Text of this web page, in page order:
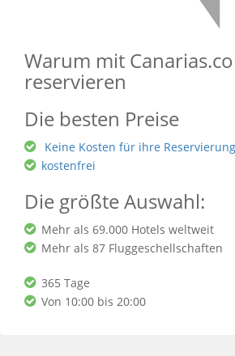
Warum mit
reservieren
Die besten Preise
Keine Kosten für ihre
kostenfrei
Die größte Auswahl:
Mehr als 69.000 Hotels weltweit
Mehr als 87 Fluggeschellschaften
365 Tage
Von 10:00 bis 20:00